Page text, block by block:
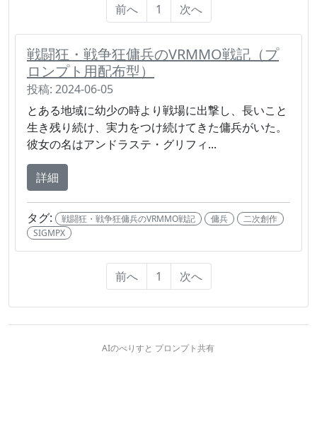
前へ 1 次へ
戦闘狂・戦争狂傭兵のVRMMO戦記（プ
ロンプト用配布型）
投稿: 2024-06-05
とある地域に幼少の時より戦場に出撃し、長いこと
生き残り続け、実力をつけ続けてきた傭兵がいた。
彼女の名はアンドラステ・グリフィ...
詳細
タグ: 戦闘狂・戦争狂傭兵のVRMMO戦記 傭兵
二次創作
SIGMPX
前へ 1 次へ
AIのべりすと プロンプト共有